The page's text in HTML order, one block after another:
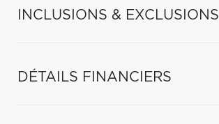
INCLUSIONS & EXCLUSIONS
DÉTAILS FINANCIERS